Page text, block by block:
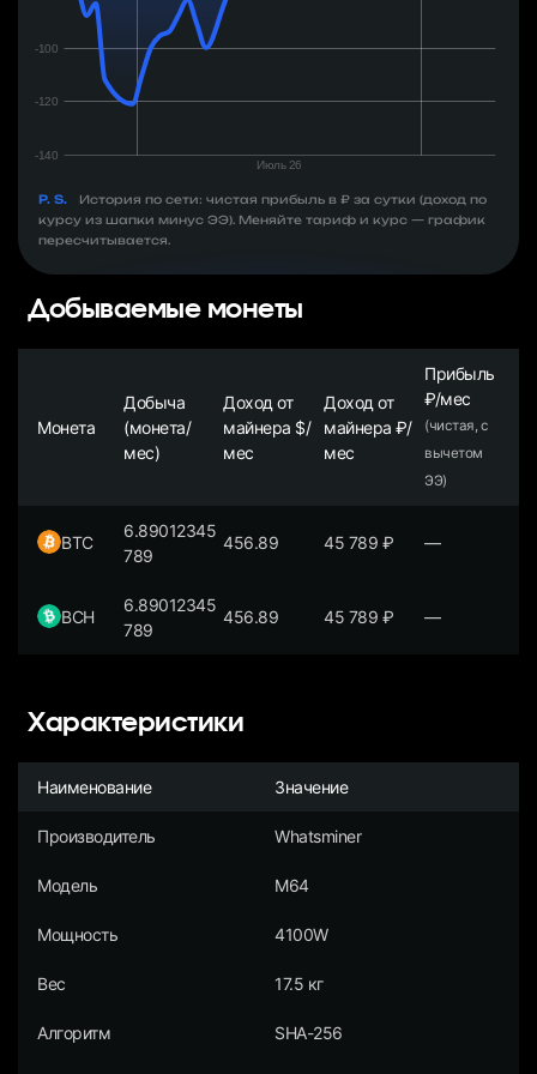
P. S.
История по сети: чистая прибыль в ₽ за сутки (доход по
курсу из шапки минус ЭЭ). Меняйте тариф и курс — график
пересчитывается.
Добываемые монеты
Монета
Добыча
(монета/
мес)
Доход от
майнера $/
мес
Доход от
майнера ₽/
мес
Прибыль
₽/мес
(чистая, с
вычетом
ЭЭ)
BTC
6.89012345
789
456.89 45 789 ₽ —
BCH
6.89012345
789
456.89 45 789 ₽ —
Характеристики
Наименование Значение
Производитель Whatsminer
Модель M64
Мощность 4100W
Вес 17.5 кг
Алгоритм SHA-256